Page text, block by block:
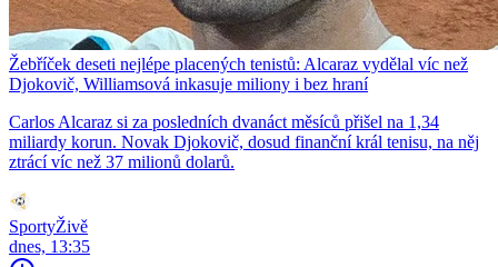
Žebříček deseti nejlépe placených tenistů: Alcaraz vydělal víc než
Djokovič, Williamsová inkasuje miliony i bez hraní
Carlos Alcaraz si za posledních dvanáct měsíců přišel na 1,34
miliardy korun. Novak Djokovič, dosud finanční král tenisu, na něj
ztrácí víc než 37 milionů dolarů.
SportyŽivě
dnes, 13:35